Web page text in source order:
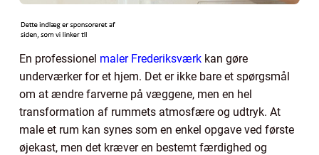
En professionel maler Frederiksværk kan gøre
underværker for et hjem. Det er ikke bare et spørgsmål
om at ændre farverne på væggene, men en hel
transformation af rummets atmosfære og udtryk. At
male et rum kan synes som en enkel opgave ved første
øjekast, men det kræver en bestemt færdighed og